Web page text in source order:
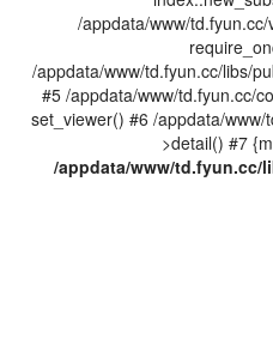
/appdata/www/
/appdata/www/td.fyun.cc/libs/
#5 /appdata/www/td.fyun.cc/
set_viewer() #6 /appdata/
>detail() #7
/appdata/www/td.fyun.cc/